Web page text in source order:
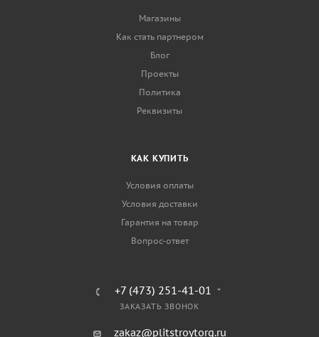
Магазины
Как стать партнером
Блог
Проекты
Политика
Реквизиты
КАК КУПИТЬ
Условия оплаты
Условия доставки
Гарантия на товар
Вопрос-ответ
+7 (473) 251-41-01
ЗАКАЗАТЬ ЗВОНОК
zakaz@plitstroytorg.ru